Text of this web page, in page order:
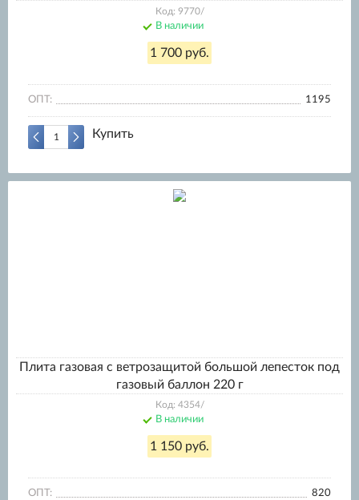
Код: 9770/
В наличии
1 700 руб.
ОПТ: 1195
Купить
Плита газовая с ветрозащитой большой лепесток под
газовый баллон 220 г
Код: 4354/
В наличии
1 150 руб.
ОПТ: 820